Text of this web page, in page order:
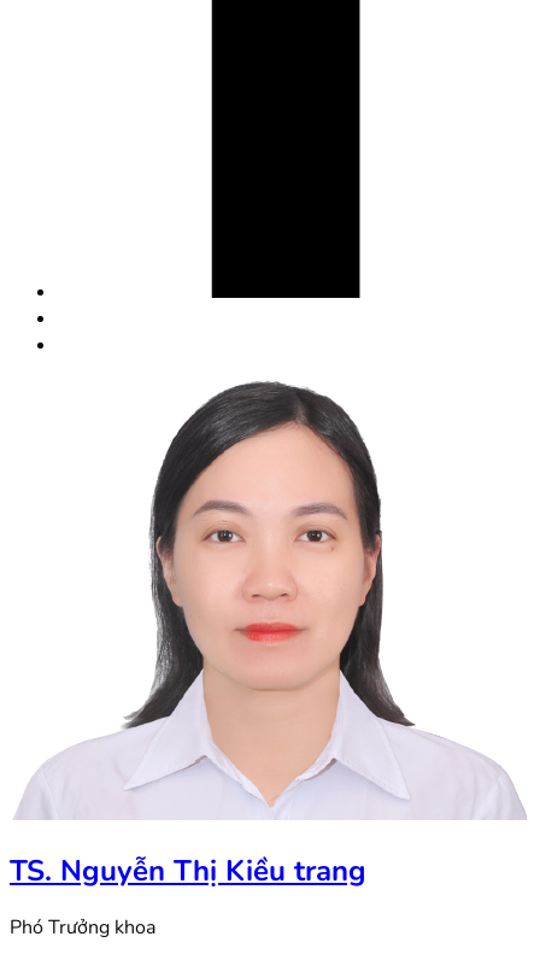
TS. Nguyễn Thị Kiều trang
Phó Trưởng khoa